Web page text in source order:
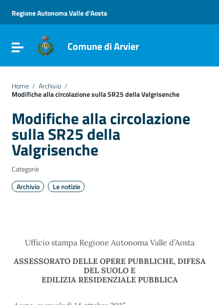
Vai al menu di navigazione
Vai al footer
Regione Autonoma Valle d'Aosta
Attiva / disattiva la navigazione
Comune di Arvier
Home / Archivio /
Modifiche alla circolazione sulla SR25 della Valgrisenche
Modifiche alla circolazione
sulla SR25 della
Valgrisenche
Categorie
Archivio
Le notizie
Ufficio stampa Regione Autonoma Valle d’Aosta
ASSESSORATO DELLE OPERE PUBBLICHE, DIFESA
DEL SUOLO E
EDILIZIA RESIDENZIALE PUBBLICA